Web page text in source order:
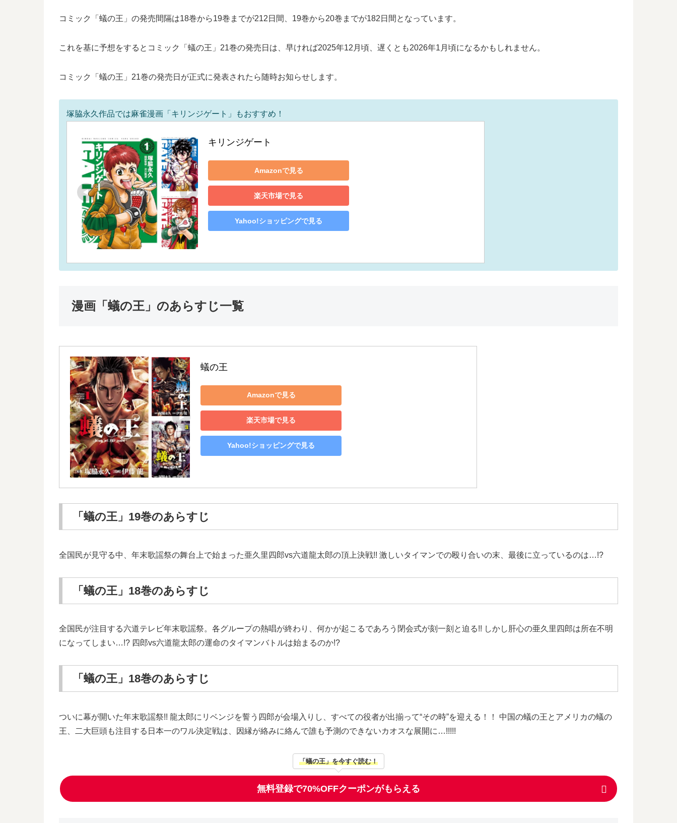
コミック「蟻の王」の発売間隔は18巻から19巻までが212日間、19巻から20巻までが182日間となっています。
これを基に予想をするとコミック「蟻の王」21巻の発売日は、早ければ2025年12月頃、遅くとも2026年1月頃になるかもしれません。
コミック「蟻の王」21巻の発売日が正式に発表されたら随時お知らせします。
塚脇永久作品では麻雀漫画「キリンジゲート」もおすすめ！
キリンジゲート
Amazonで見る
楽天市場で見る
Yahoo!ショッピングで見る
漫画「蟻の王」のあらすじ一覧
蟻の王
Amazonで見る
楽天市場で見る
Yahoo!ショッピングで見る
「蟻の王」19巻のあらすじ
全国民が見守る中、年末歌謡祭の舞台上で始まった亜久里四郎vs六道龍太郎の頂上決戦!! 激しいタイマンでの殴り合いの末、最後に立っているのは…!?
「蟻の王」18巻のあらすじ
全国民が注目する六道テレビ年末歌謡祭。各グループの熱唱が終わり、何かが起こるであろう閉会式が刻一刻と迫る!! しかし肝心の亜久里四郎は所在不明
になってしまい…!? 四郎vs六道龍太郎の運命のタイマンバトルは始まるのか!?
「蟻の王」18巻のあらすじ
ついに幕が開いた年末歌謡祭!! 龍太郎にリベンジを誓う四郎が会場入りし、すべての役者が出揃って“その時”を迎える！！ 中国の蟻の王とアメリカの蟻の
王、二大巨頭も注目する日本一のワル決定戦は、因縁が絡みに絡んで誰も予測のできないカオスな展開に…!!!!!
「蟻の王」を今すぐ読む！
無料登録で70%OFFクーポンがもらえる